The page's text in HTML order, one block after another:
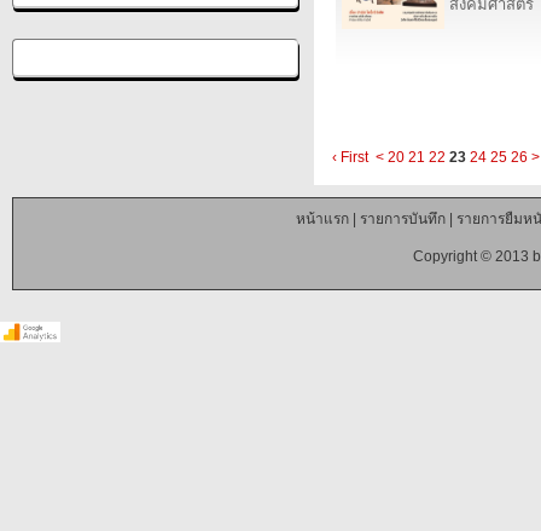
สังคมศาสตร์
‹ First < 20 21 22 23 24 25 26 >
หน้าแรก| รายการบันทึก| รายการยืมห
Copyright © 2013